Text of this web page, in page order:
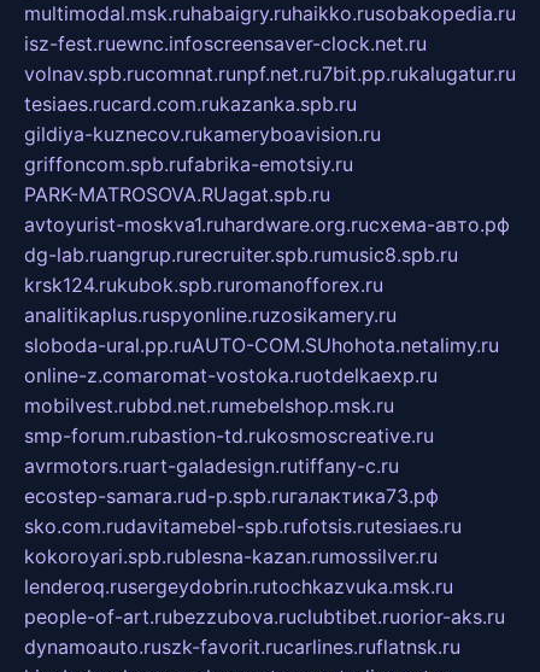
multimodal.msk.ruhabaigry.ruhaikko.rusobakopedia.ru
isz-fest.ruewnc.infoscreensaver-clock.net.ru
volnav.spb.rucomnat.runpf.net.ru7bit.pp.rukalugatur.ru
tesiaes.rucard.com.rukazanka.spb.ru
gildiya-kuznecov.rukameryboavision.ru
griffoncom.spb.rufabrika-emotsiy.ru
PARK-MATROSOVA.RUagat.spb.ru
avtoyurist-moskva1.ruhardware.org.ruсхема-авто.рф
dg-lab.ruangrup.rurecruiter.spb.rumusic8.spb.ru
krsk124.rukubok.spb.ruromanofforex.ru
analitikaplus.ruspyonline.ruzosikamery.ru
sloboda-ural.pp.ruAUTO-COM.SUhohota.netalimy.ru
online-z.comaromat-vostoka.ruotdelkaexp.ru
mobilvest.rubbd.net.rumebelshop.msk.ru
smp-forum.rubastion-td.rukosmoscreative.ru
avrmotors.ruart-galadesign.rutiffany-c.ru
ecostep-samara.rud-p.spb.ruгалактика73.рф
sko.com.rudavitamebel-spb.rufotsis.rutesiaes.ru
kokoroyari.spb.rublesna-kazan.rumossilver.ru
lenderoq.rusergeydobrin.rutochkazvuka.msk.ru
people-of-art.rubezzubova.ruclubtibet.ruorior-aks.ru
dynamoauto.ruszk-favorit.rucarlines.ruflatnsk.ru